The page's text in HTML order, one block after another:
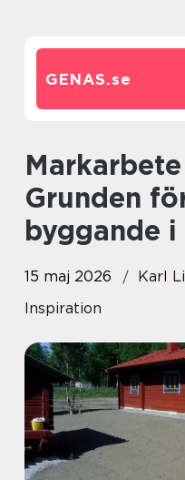
GENAS.se
Markarbete i Åre:
Grunden
byggande
15 maj 2026
Karl
Inspiration